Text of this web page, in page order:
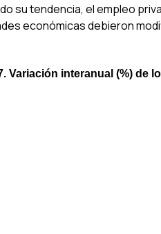
su tendencia, el empleo
económicas debieron
Variación interanual (%) de